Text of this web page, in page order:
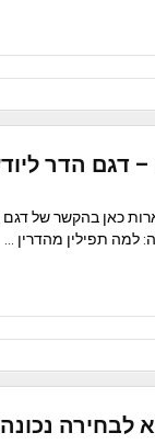
דגם הדר
כאן בהקשר של
תפילין מהדרין ...
לבחירה